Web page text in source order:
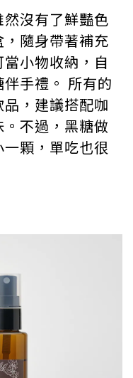
沒有了鮮豔色
隨身帶著補充
小物收納，自
手禮。 所有的
，建議搭配咖
不過，黑糖做
顆，單吃也很